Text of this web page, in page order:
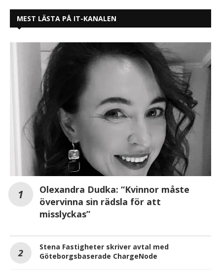
MEST LÄSTA PÅ IT-KANALEN
Olexandra Dudka: “Kvinnor måste
övervinna sin rädsla för att
misslyckas”
Stena Fastigheter skriver avtal med
Göteborgsbaserade ChargeNode